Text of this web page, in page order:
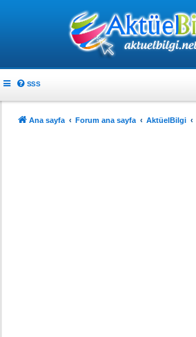
SSS
Ana sayfa Forum ana sayfa AktüelBilgi